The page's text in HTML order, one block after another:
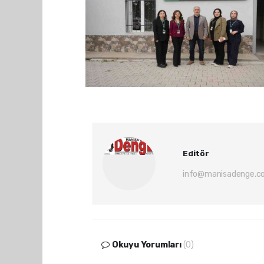
Editör
Okuyu Yorumları (0)